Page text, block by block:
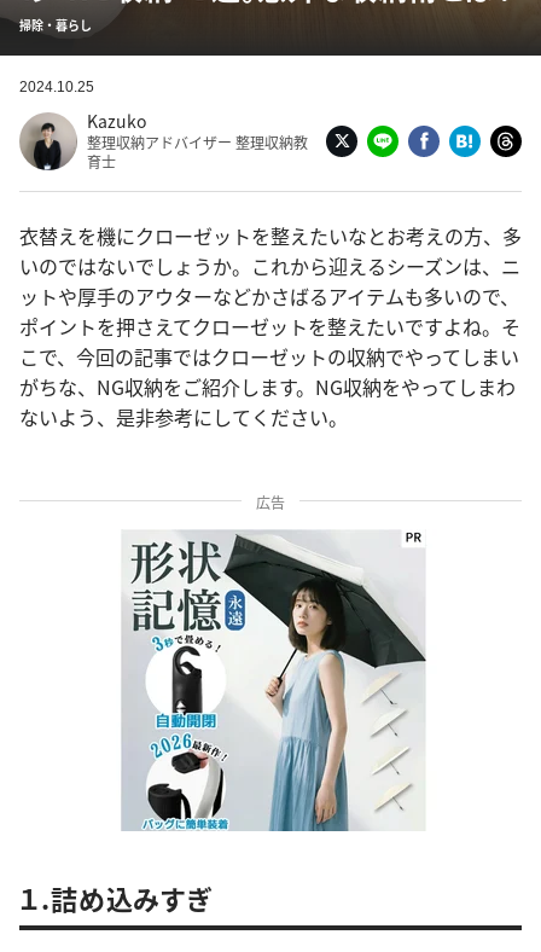
掃除・暮らし
2024.10.25
Kazuko
整理収納アドバイザー 整理収納教
育士
衣替えを機にクローゼットを整えたいなとお考えの方、多
いのではないでしょうか。これから迎えるシーズンは、ニ
ットや厚手のアウターなどかさばるアイテムも多いので、
ポイントを押さえてクローゼットを整えたいですよね。そ
こで、今回の記事ではクローゼットの収納でやってしまい
がちな、NG収納をご紹介します。NG収納をやってしまわ
ないよう、是非参考にしてください。
広告
１.詰め込みすぎ